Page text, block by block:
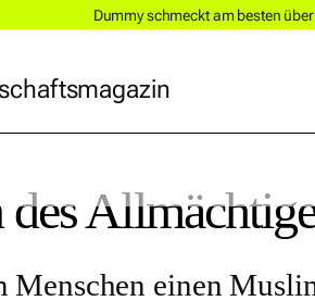
Dummy schmeckt am besten
Menschen einen